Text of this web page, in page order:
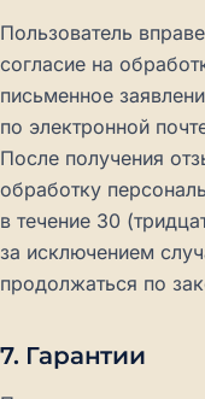
Пользователь
согласие на
письменное
по электронной
После получения
обработку
в течение 30
за исключением
продолжаться по
7. Гарантии